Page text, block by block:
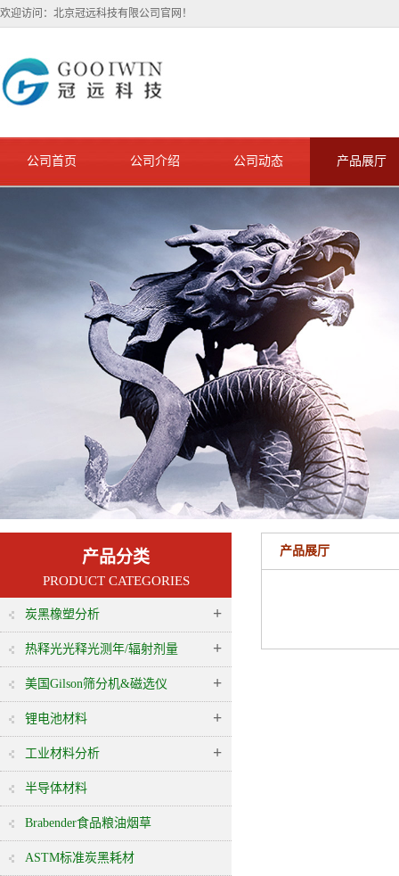
欢迎访问：北京冠远科技有限公司官网！
公司首页 公司介绍 公司动态 产品展厅
产品分类
PRODUCT CATEGORIES
炭黑橡塑分析 +
热释光光释光测年/辐射剂量 +
美国Gilson筛分机&磁选仪 +
锂电池材料 +
工业材料分析 +
半导体材料
Brabender食品粮油烟草
ASTM标准炭黑耗材
产品展厅